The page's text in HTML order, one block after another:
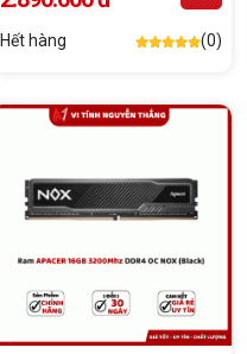
Hết hàng (0)